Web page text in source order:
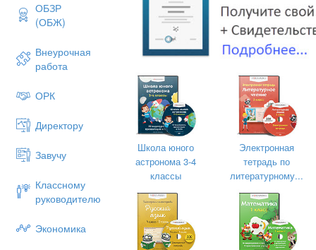
ОБЗР
(ОБЖ)
Внеурочная
работа
ОРК
Директору
Завучу
Классному
руководителю
Экономика
Вот уже звенит звонок, Начинается
ль готово поглядим,
Ноги
оставьте.
Школа юного
астронома 3-4
классы
Электронная
тетрадь по
литературному...